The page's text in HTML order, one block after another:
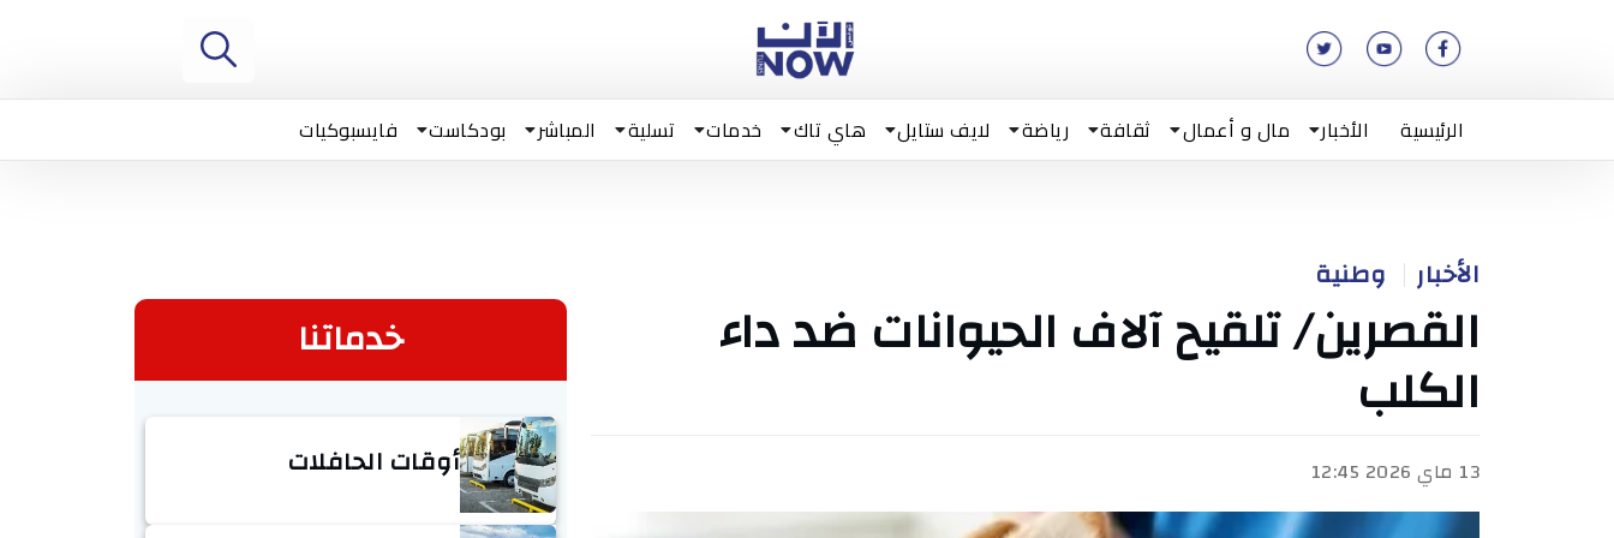
الرئيسية الأخبار مال و أعمال ثقافة رياضة لايف ستايل هاي تاك خدمات تسلية المباشر بودكاست فايسبوكيات
الأخبار وطنية
القصرين/ تلقيح آلاف الحيوانات ضد داء
الكلب
13 ماي 2026 12:45
خدماتنا
أوقات الحافلات